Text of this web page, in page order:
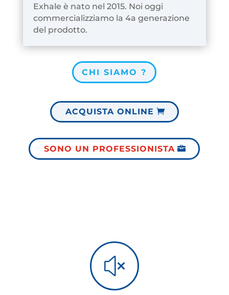
Exhale è nato nel 2015. Noi oggi
commercializziamo la 4a generazione
del prodotto.
CHI SIAMO ?
ACQUISTA ONLINE
SONO UN PROFESSIONISTA
x